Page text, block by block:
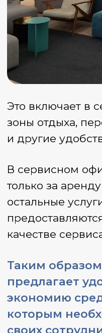
недвижимости
Москвы